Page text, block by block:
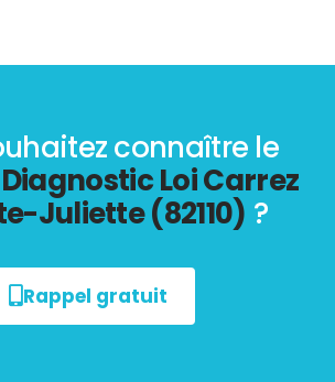
connaître le
Diagnostic Loi Carrez
Juliette (82110) ?
Rappel gratuit